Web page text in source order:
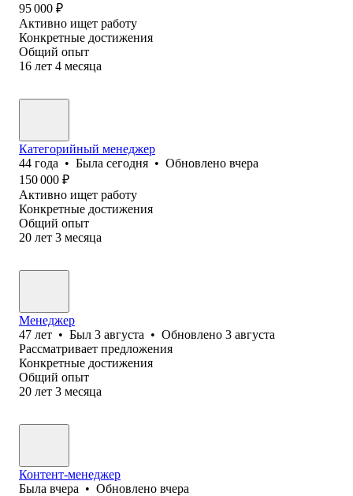
95 000 ₽
Активно ищет работу
Конкретные достижения
Общий опыт
16 лет 4 месяца
Категорийный менеджер
44 года • Была сегодня • Обновлено вчера
150 000 ₽
Активно ищет работу
Конкретные достижения
Общий опыт
20 лет 3 месяца
Менеджер
47 лет • Был 3 августа • Обновлено 3 августа
Рассматривает предложения
Конкретные достижения
Общий опыт
20 лет 3 месяца
Контент-менеджер
Была вчера • Обновлено вчера